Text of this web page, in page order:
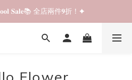
𝐒𝐚𝐥𝐞📚 全店兩件𝟗折！✦
𝐒𝐚𝐥𝐞📚 全店兩件𝟗折！✦
即享順豐站/智能櫃免運費！✦